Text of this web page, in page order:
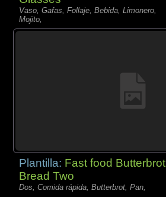
Vaso, Gafas, Follaje, Bebida, Limonero,
Mojito,
Plantilla: Fast food Butterbrot
Bread Two
Dos, Comida rápida, Butterbrot, Pan,